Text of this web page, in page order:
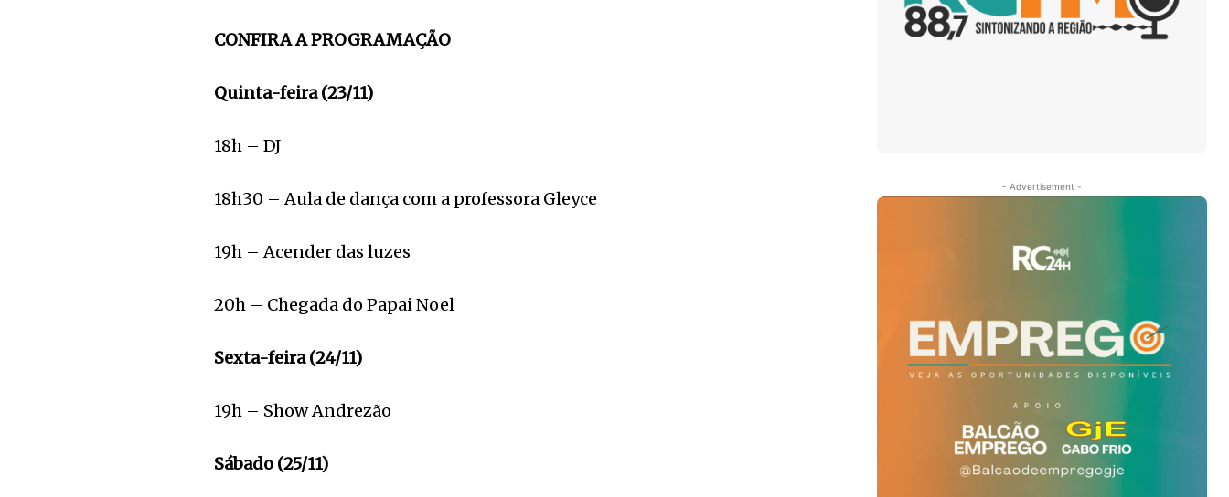
CONFIRA A PROGRAMAÇÃO
Quinta-feira (23/11)
18h – DJ
18h30 – Aula de dança com a professora Gleyce
19h – Acender das luzes
20h – Chegada do Papai Noel
Sexta-feira (24/11)
19h – Show Andrezão
Sábado (25/11)
- Advertisement -